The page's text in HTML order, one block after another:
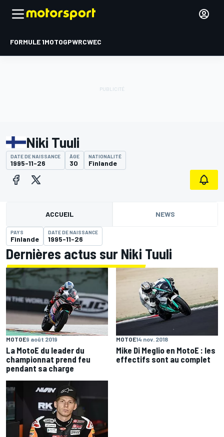
FORMULE 1MOTOGPWRCWEC
Niki Tuuli
DATE DE NAISSANCE
1995-11-26
ÂGE
30
NATIONALITÉ
Finlande
ACCUEIL NEWS
PAYS
Finlande
DATE DE NAISSANCE
1995-11-26
Dernières actus sur Niki Tuuli
MOTOE9 août 2019
La MotoE du leader du
championnat prend feu
pendant sa charge
MOTOE14 nov. 2018
Mike Di Meglio en MotoE : les
effectifs sont au complet